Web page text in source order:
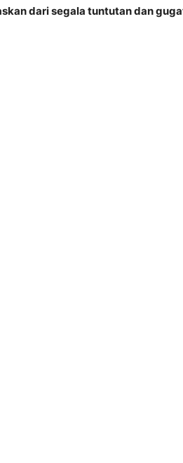
dari segala tuntutan dan